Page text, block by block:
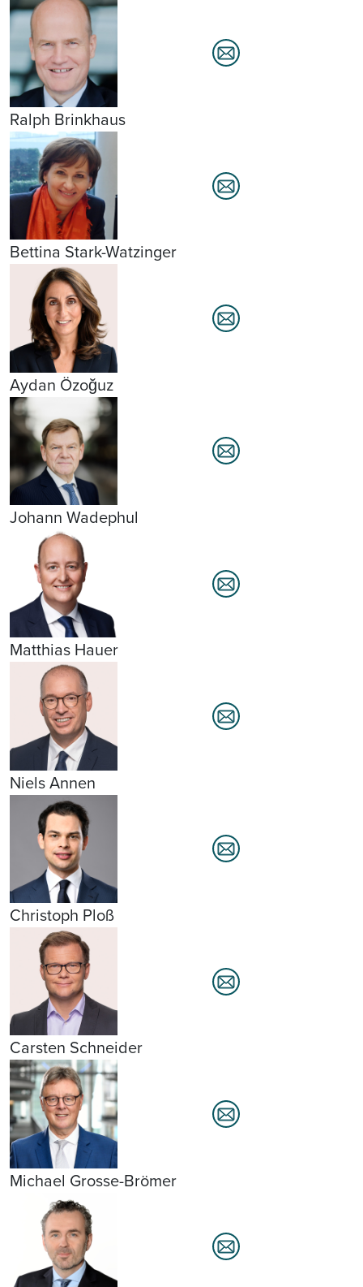
Ralph Brinkhaus
Bettina Stark-Watzinger
Aydan Özoğuz
Johann Wadephul
Matthias Hauer
Niels Annen
Christoph Ploß
Carsten Schneider
Michael Grosse-Brömer